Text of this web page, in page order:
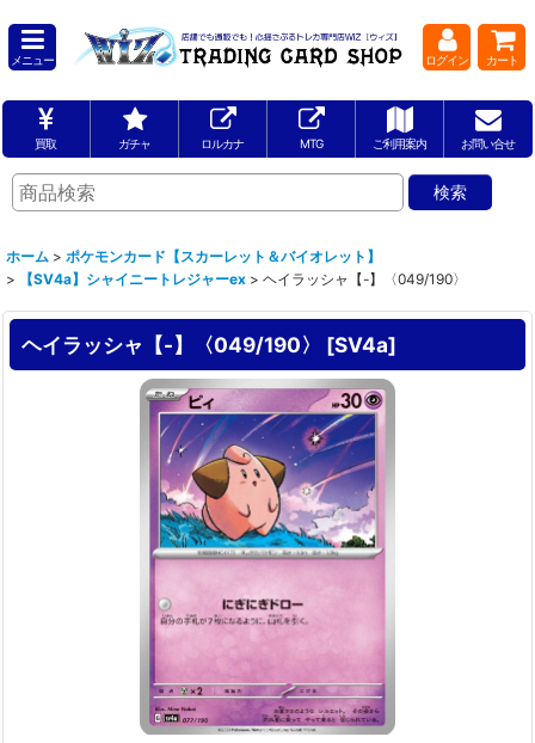
メニュー ログイン カート
買取 ガチャ ロルカナ MTG ご利用案内 お問い合せ
ホーム > ポケモンカード【スカーレット＆バイオレット】
>
【SV4a】シャイニートレジャーex > ヘイラッシャ【-】〈049/190〉
ヘイラッシャ【-】〈049/190〉 [SV4a]